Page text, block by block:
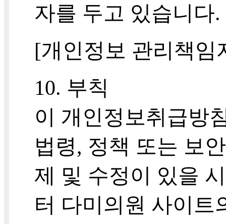
자를 두고 있습니다.
[개인정보 관리책임
10. 부칙
이 개인정보취급방
법령, 정책 또는 보
제 및 수정이 있을
터 다미의원 사이트